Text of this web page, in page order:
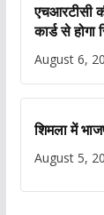
एचआरटीसी
कार्ड से होगा
August 6,
शिमला में
August 5,